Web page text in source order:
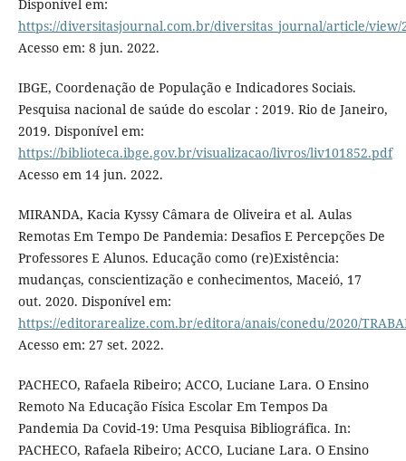
Disponível em:
https://diversitasjournal.com.br/diversitas_journal/article/view/
Acesso em: 8 jun. 2022.
IBGE, Coordenação de População e Indicadores Sociais.
Pesquisa nacional de saúde do escolar : 2019. Rio de Janeiro,
2019. Disponível em:
https://biblioteca.ibge.gov.br/visualizacao/livros/liv101852.pdf
Acesso em 14 jun. 2022.
MIRANDA, Kacia Kyssy Câmara de Oliveira et al. Aulas
Remotas Em Tempo De Pandemia: Desafios E Percepções De
Professores E Alunos. Educação como (re)Existência:
mudanças, conscientização e conhecimentos, Maceió, 17
out. 2020. Disponível em:
https://editorarealize.com.br/editora/anais/conedu/2020/
Acesso em: 27 set. 2022.
PACHECO, Rafaela Ribeiro; ACCO, Luciane Lara. O Ensino
Remoto Na Educação Física Escolar Em Tempos Da
Pandemia Da Covid-19: Uma Pesquisa Bibliográfica. In:
PACHECO, Rafaela Ribeiro; ACCO, Luciane Lara. O Ensino